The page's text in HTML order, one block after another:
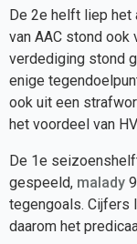
De 2e helft liep het
van AAC stond ook
verdediging stond
enige
ook uit een
het voordeel van
De 1e
gespeeld, malady
tegengoals. Cijfers
daarom het